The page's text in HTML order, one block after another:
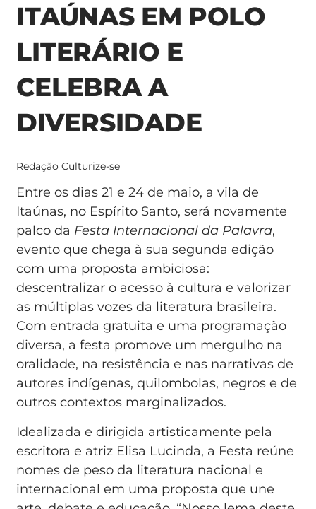
ITAÚNAS EM POLO
LITERÁRIO E
CELEBRA A
DIVERSIDADE
Redação Culturize-se
Entre os dias 21 e 24 de maio, a vila de
Itaúnas, no Espírito Santo, será novamente
palco da Festa Internacional da Palavra,
evento que chega à sua segunda edição
com uma proposta ambiciosa:
descentralizar o acesso à cultura e valorizar
as múltiplas vozes da literatura brasileira.
Com entrada gratuita e uma programação
diversa, a festa promove um mergulho na
oralidade, na resistência e nas narrativas de
autores indígenas, quilombolas, negros e de
outros contextos marginalizados.
Idealizada e dirigida artisticamente pela
escritora e atriz Elisa Lucinda, a Festa reúne
nomes de peso da literatura nacional e
internacional em uma proposta que une